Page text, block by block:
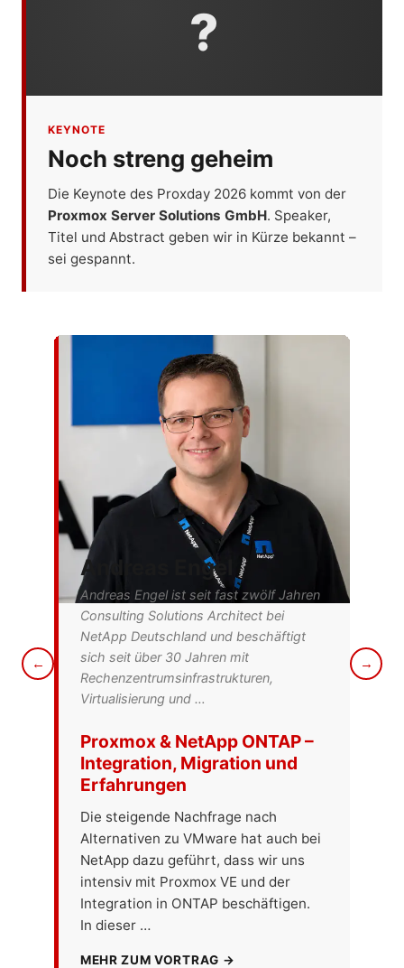
?
KEYNOTE
Noch streng geheim
Die Keynote des Proxday 2026 kommt von der
Proxmox Server Solutions GmbH. Speaker,
Titel und Abstract geben wir in Kürze bekannt –
sei gespannt.
←
Andreas Engel
Andreas Engel ist seit fast zwölf Jahren
Consulting Solutions Architect bei
NetApp Deutschland und beschäftigt
sich seit über 30 Jahren mit
Rechenzentrumsinfrastrukturen,
Virtualisierung und …
Proxmox & NetApp ONTAP –
Integration, Migration und
Erfahrungen
Die steigende Nachfrage nach
Alternativen zu VMware hat auch bei
NetApp dazu geführt, dass wir uns
intensiv mit Proxmox VE und der
Integration in ONTAP beschäftigen.
In dieser …
MEHR ZUM VORTRAG →
→